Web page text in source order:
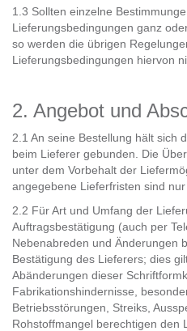
1.3 Sollten einzelne
Lieferungsbedingungen ganz
so werden die übrigen
Lieferungsbedingungen hiervon
2. Angebot und
2.1 An seine Bestellung hält sich
beim Lieferer gebunden. Die
unter dem Vorbehalt der
angegebene Lieferfristen sind nur
2.2 Für Art und Umfang der
Auftragsbestätigung (auch per
Nebenabreden und Änderungen
Bestätigung des Lieferers; dies
Abänderungen dieser
Fabrikationshindernisse,
Betriebsstörungen, Streiks,
Rohstoffmangel berechtigen den